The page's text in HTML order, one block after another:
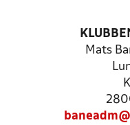
Mats